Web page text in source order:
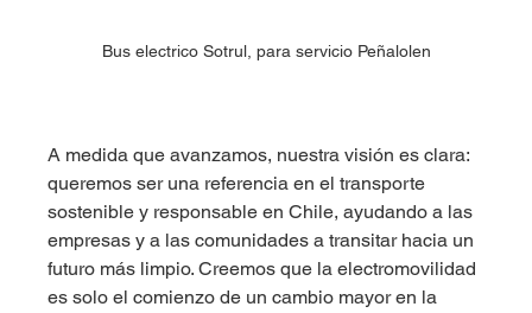
Bus electrico Sotrul, para servicio Peñalolen
A medida que avanzamos, nuestra visión es clara:
queremos ser una referencia en el transporte
sostenible y responsable en Chile, ayudando a las
empresas y a las comunidades a transitar hacia un
futuro más limpio. Creemos que la electromovilidad
es solo el comienzo de un cambio mayor en la